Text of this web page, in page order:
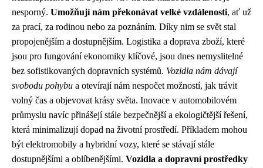
nesporný. Umožňují nám překonávat velké vzdálenosti, ať už
za prací, za rodinou nebo za poznáním. Díky nim se svět stal
propojenějším a dostupnějším. Logistika a doprava zboží, které
jsou pro fungování ekonomiky klíčové, jsou dnes nemyslitelné
bez sofistikovaných dopravních systémů. Vozidla nám dávají
svobodu pohybu a otevírají nám nespočet možností, jak trávit
volný čas a objevovat krásy světa. Inovace v automobilovém
průmyslu navíc přinášejí stále bezpečnější a ekologičtější řešení,
která minimalizují dopad na životní prostředí. Příkladem mohou
být elektromobily a hybridní vozy, které se stávají stále
dostupnějšími a oblíbenějšími. Vozidla a dopravní prostředky